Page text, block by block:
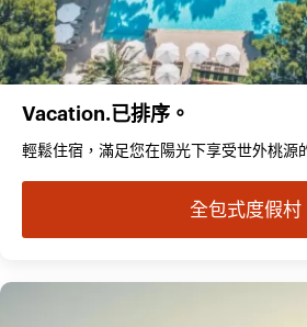
Vacation.已排序。
輕鬆住宿，滿足您在陽光下享受世外桃源
全包式度假村